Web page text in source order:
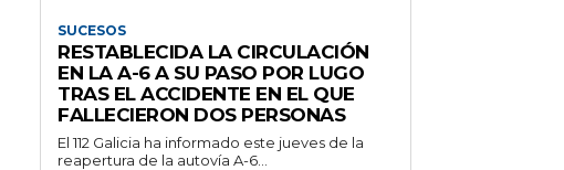
SUCESOS
RESTABLECIDA LA CIRCULACIÓN
EN LA A-6 A SU PASO POR LUGO
TRAS EL ACCIDENTE EN EL QUE
FALLECIERON DOS PERSONAS
El 112 Galicia ha informado este jueves de la
reapertura de la autovía A-6...